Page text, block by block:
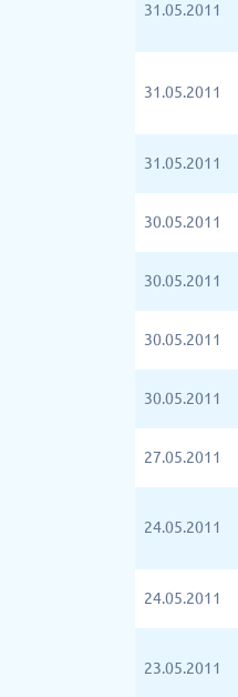
31.05.2011
31.05.2011
31.05.2011
30.05.2011
30.05.2011
30.05.2011
30.05.2011
27.05.2011
24.05.2011
24.05.2011
23.05.2011